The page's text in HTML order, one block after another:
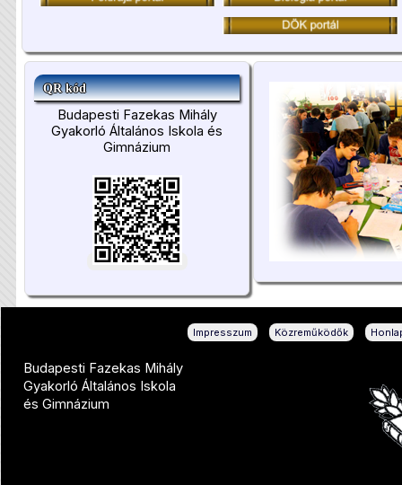
QR kód
Budapesti Fazekas Mihály
Gyakorló Általános Iskola és
Gimnázium
Impresszum Közreműködők
Budapesti Fazekas Mihály
Gyakorló Általános Iskola
és Gimnázium